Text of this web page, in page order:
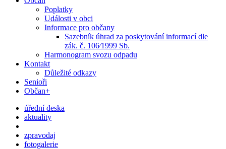
Poplatky
Události v obci
Informace pro občany
Sazebník úhrad za poskytování informací dle
zák. č. 106⁄1999 Sb.
Harmonogram svozu odpadu
Kontakt
Důležité odkazy
Senioři
Občan+
úřední deska
aktuality
zpravodaj
fotogalerie